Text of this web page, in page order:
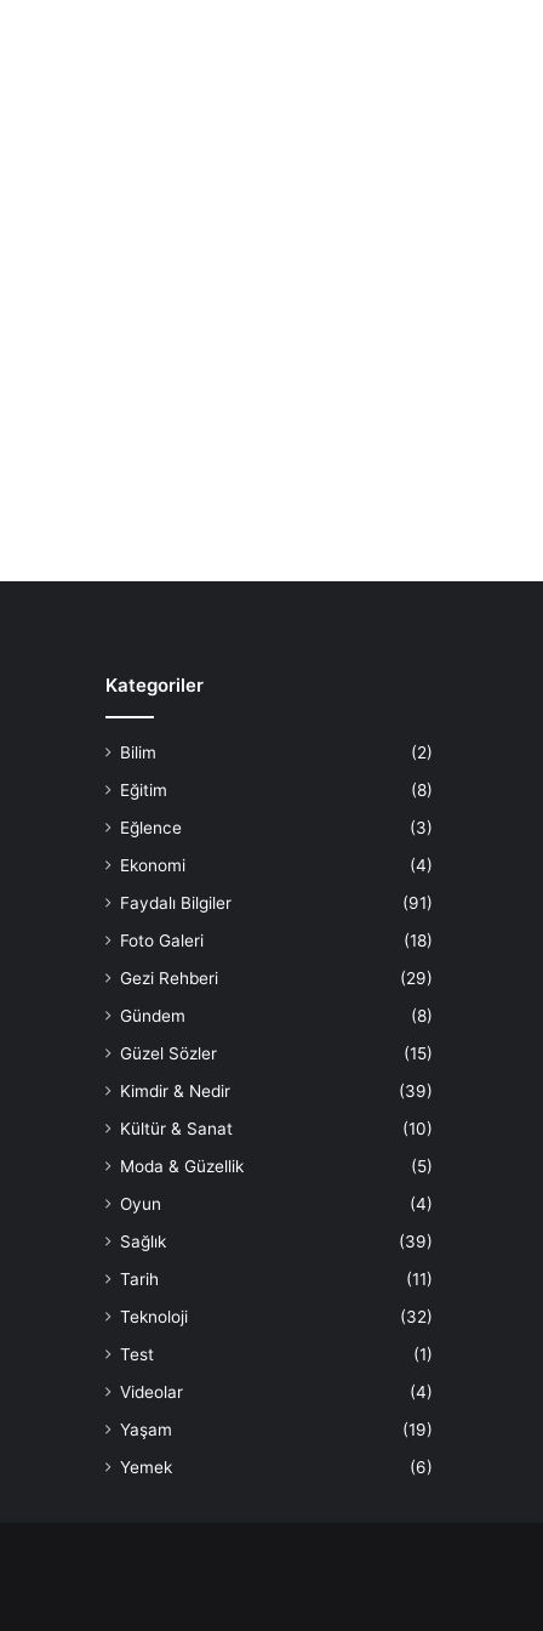
Kategoriler
Bilim
(2)
Eğitim
(8)
Eğlence
(3)
Ekonomi
(4)
Faydalı Bilgiler
(91)
Foto Galeri
(18)
Gezi Rehberi
(29)
Gündem
(8)
Güzel Sözler
(15)
Kimdir & Nedir
(39)
Kültür & Sanat
(10)
Moda & Güzellik
(5)
Oyun
(4)
Sağlık
(39)
Tarih
(11)
Teknoloji
(32)
Test
(1)
Videolar
(4)
Yaşam
(19)
Yemek
(6)